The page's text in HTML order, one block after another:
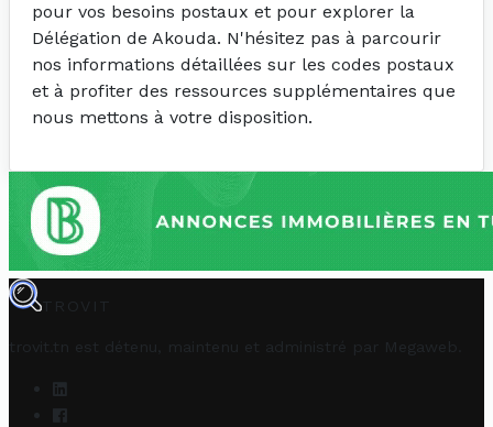
pour vos besoins postaux et pour explorer la
Délégation de Akouda. N'hésitez pas à parcourir
nos informations détaillées sur les codes postaux
et à profiter des ressources supplémentaires que
nous mettons à votre disposition.
TROVIT
trovit.tn est détenu, maintenu et administré par Megaweb